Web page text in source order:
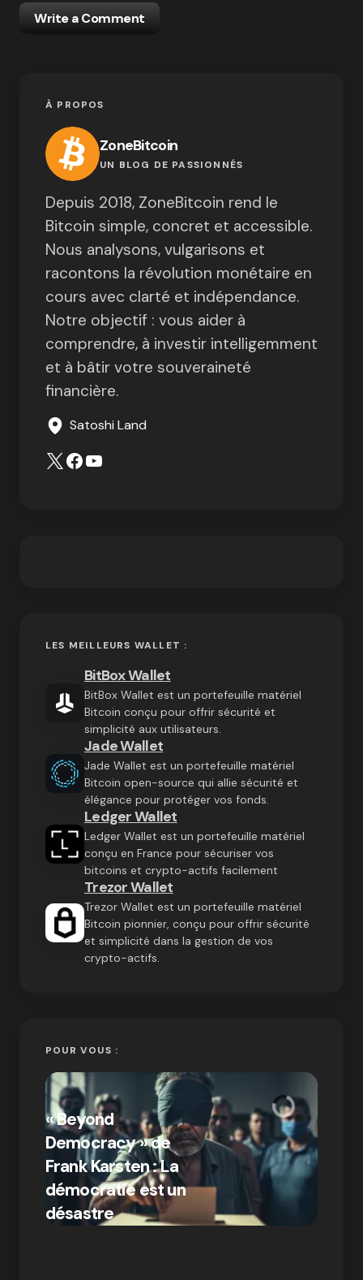
Write a Comment
À PROPOS
ZoneBitcoin
UN BLOG DE PASSIONNÉS
Depuis 2018, ZoneBitcoin rend le
Bitcoin simple, concret et accessible.
Nous analysons, vulgarisons et
racontons la révolution monétaire en
cours avec clarté et indépendance.
Notre objectif : vous aider à
comprendre, à investir intelligemment
et à bâtir votre souveraineté
financière.
Satoshi Land
LES MEILLEURS WALLET :
BitBox Wallet
BitBox Wallet est un portefeuille matériel
Bitcoin conçu pour offrir sécurité et
simplicité aux utilisateurs.
Jade Wallet
Jade Wallet est un portefeuille matériel
Bitcoin open-source qui allie sécurité et
élégance pour protéger vos fonds.
Ledger Wallet
Ledger Wallet est un portefeuille matériel
conçu en France pour sécuriser vos
bitcoins et crypto-actifs facilement
Trezor Wallet
Trezor Wallet est un portefeuille matériel
Bitcoin pionnier, conçu pour offrir sécurité
et simplicité dans la gestion de vos
crypto-actifs.
POUR VOUS :
« Beyond
Democracy » de
Frank Karsten : La
démocratie est un
désastre
par Ines Aissani
on 03/10/2024